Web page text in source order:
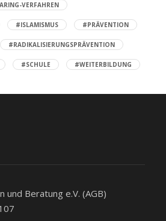
VERFAHREN
#ISLAMISMUS #PRÄVENTION
#RADIKALISIERUNGSPRÄVENTION
#SCHULE #WEITERBILDUNG
und Beratung e.V. (AGB)